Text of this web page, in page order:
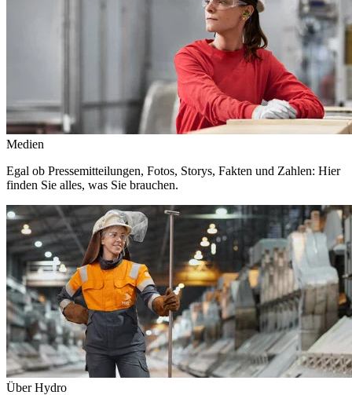
Medien
Egal ob Pressemitteilungen, Fotos, Storys, Fakten und Zahlen: Hier
finden Sie alles, was Sie brauchen.
Über Hydro